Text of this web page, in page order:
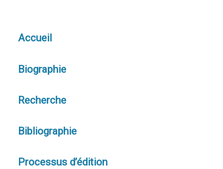
Accueil
Biographie
Recherche
Bibliographie
Processus d’édition